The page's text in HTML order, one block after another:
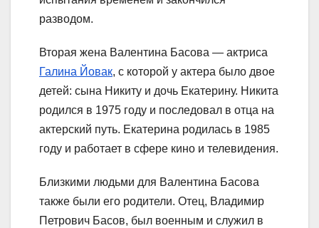
разводом.
Вторая жена Валентина Басова — актриса
Галина Йовак, с которой у актера было двое
детей: сына Никиту и дочь Екатерину. Никита
родился в 1975 году и последовал в отца на
актерский путь. Екатерина родилась в 1985
году и работает в сфере кино и телевидения.
Близкими людьми для Валентина Басова
также были его родители. Отец, Владимир
Петрович Басов, был военным и служил в